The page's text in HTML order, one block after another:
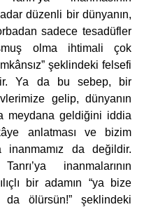
düzenli bir dünyanın,
sadece tesadüfler
olma ihtimali çok
şeklindeki felsefi
Ya da bu sebep, bir
gelip, dünyanın
meydana geldiğini iddia
anlatması ve bizim
inanmamız da değildir.
inanmalarının
bir adamın “ya bize
da ölürsün!” şeklindeki